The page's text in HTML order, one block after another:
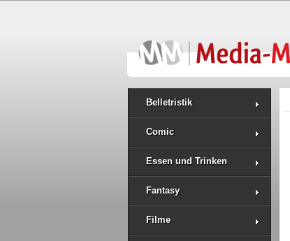
Belletristik
Comic
Essen und Trinken
Fantasy
Filme